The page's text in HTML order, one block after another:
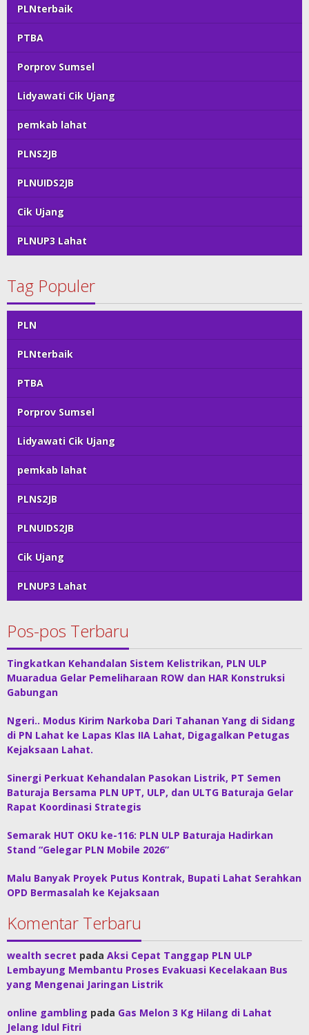
PLNterbaik
PTBA
Porprov Sumsel
Lidyawati Cik Ujang
pemkab lahat
PLNS2JB
PLNUIDS2JB
Cik Ujang
PLNUP3 Lahat
Tag Populer
PLN
PLNterbaik
PTBA
Porprov Sumsel
Lidyawati Cik Ujang
pemkab lahat
PLNS2JB
PLNUIDS2JB
Cik Ujang
PLNUP3 Lahat
Pos-pos Terbaru
Tingkatkan Kehandalan Sistem Kelistrikan, PLN ULP
Muaradua Gelar Pemeliharaan ROW dan HAR Konstruksi
Gabungan
Ngeri.. Modus Kirim Narkoba Dari Tahanan Yang di Sidang
di PN Lahat ke Lapas Klas IIA Lahat, Digagalkan Petugas
Kejaksaan Lahat.
Sinergi Perkuat Kehandalan Pasokan Listrik, PT Semen
Baturaja Bersama PLN UPT, ULP, dan ULTG Baturaja Gelar
Rapat Koordinasi Strategis
Semarak HUT OKU ke-116: PLN ULP Baturaja Hadirkan
Stand “Gelegar PLN Mobile 2026”
Malu Banyak Proyek Putus Kontrak, Bupati Lahat Serahkan
OPD Bermasalah ke Kejaksaan
Komentar Terbaru
wealth secret pada Aksi Cepat Tanggap PLN ULP
Lembayung Membantu Proses Evakuasi Kecelakaan Bus
yang Mengenai Jaringan Listrik
online gambling pada Gas Melon 3 Kg Hilang di Lahat
Jelang Idul Fitri